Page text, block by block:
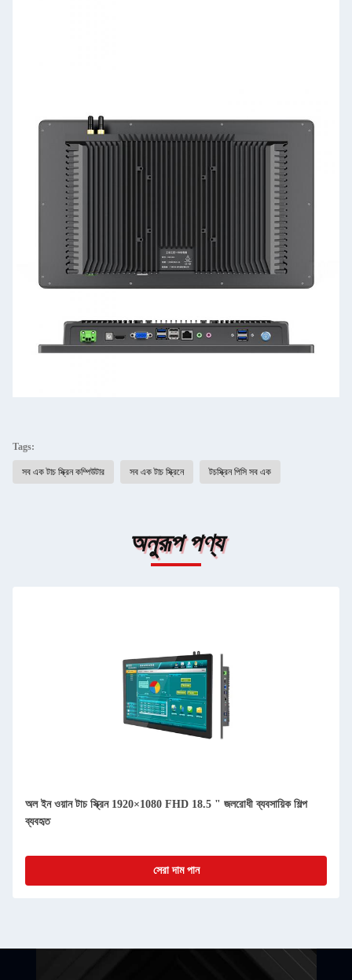
Tags:
সব এক টাচ স্ক্রিন কম্পিউটার সব এক টাচ স্ক্রিনে টচস্ক্রিন পিসি সব এক
অনুরূপ পণ্য
অল ইন ওয়ান টাচ স্ক্রিন 1920×1080 FHD 18.5 " জলরোধী ব্যবসায়িক শিল্প
ব্যবহৃত
সেরা দাম পান